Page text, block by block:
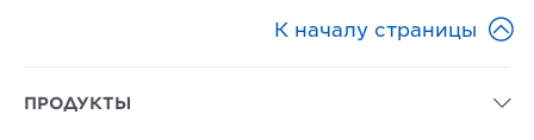
К началу страницы 
ПРОДУКТЫ 